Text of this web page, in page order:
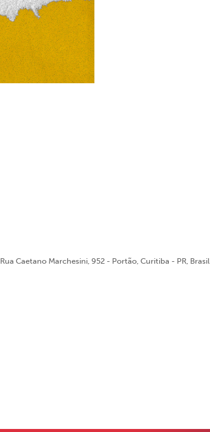
Rua Caetano Marchesini, 952 - Portão, Curitiba - PR, Brasil